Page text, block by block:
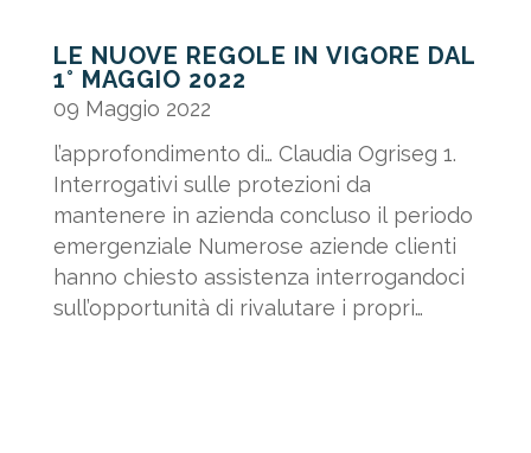
LE NUOVE REGOLE IN VIGORE DAL
1° MAGGIO 2022
09 Maggio 2022
l’approfondimento di… Claudia Ogriseg 1.
Interrogativi sulle protezioni da
mantenere in azienda concluso il periodo
emergenziale Numerose aziende clienti
hanno chiesto assistenza interrogandoci
sull’opportunità di rivalutare i propri